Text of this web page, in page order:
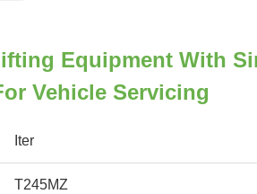
Equipment With
Vehicle Servicing
Iter
T245MZ